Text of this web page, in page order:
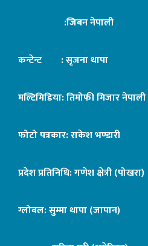
:जिबन नेपाली
कन्टेन्ट : सृजना थापा
मल्टिमिडिया: तिमोफी मिजार नेपाली
फोटो पत्रकार: राकेश भण्डारी
प्रदेश प्रतिनिधि: गणेश क्षेत्री (पोखरा)
ग्लोबल: सुम्मा थापा (जापान)